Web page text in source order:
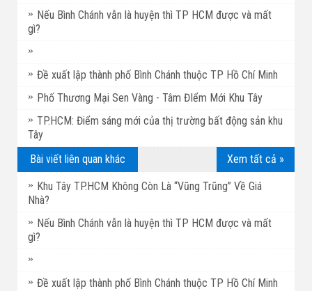
Nếu Bình Chánh vẫn là huyện thì TP HCM được và mất
gì?
Đề xuất lập thành phố Bình Chánh thuộc TP Hồ Chí Minh
Phố Thương Mại Sen Vàng - Tâm ĐIểm Mới Khu Tây
TP.HCM: Điểm sáng mới của thị trường bất động sản khu
Tây
Xem tất cả »
Bài viết liên quan khác
Khu Tây TP.HCM Không Còn Là “Vũng Trũng” Về Giá
Nhà?
Nếu Bình Chánh vẫn là huyện thì TP HCM được và mất
gì?
Đề xuất lập thành phố Bình Chánh thuộc TP Hồ Chí Minh